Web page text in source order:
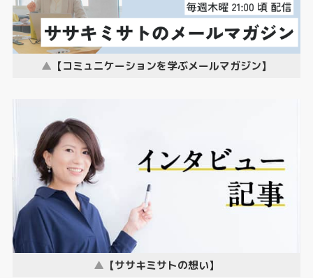
【コミュニケーションを学ぶメールマガジン】
【ササキミサトの想い】